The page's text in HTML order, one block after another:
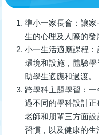
準小一家長會：讓
生的心理及人際的發
小一生活適應課程
環境和設施，體驗
助學生適應和過渡。
跨學科主題學習：
過不同的學科設計正
老師和朋輩三方面
習慣，以及健康的生